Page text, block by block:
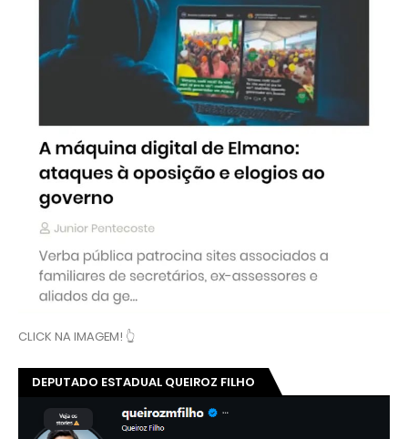
CLICK NA IMAGEM! 👆
DEPUTADO ESTADUAL QUEIROZ FILHO